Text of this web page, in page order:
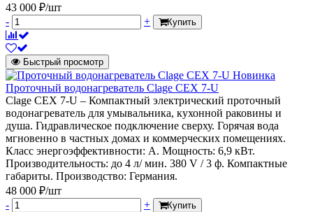
43 000 ₽/шт
-
+ Купить
Быстрый просмотр
Новинка
Проточный водонагреватель Clage CEX 7-U
Clage CEX 7-U – Компактный электрический проточный
водонагреватель для умывальника, кухонной раковины и
душа. Гидравлическое подключение сверху. Горячая вода
мгновенно в частных домах и коммерческих помещениях.
Класс энергоэффективности: А. Мощность: 6,9 кВт.
Производительность: до 4 л/ мин. 380 V / 3 ф. Компактные
габариты. Производство: Германия.
48 000 ₽/шт
-
+ Купить